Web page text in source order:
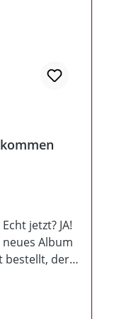
jetzt? JA!
Album
bestellt, der